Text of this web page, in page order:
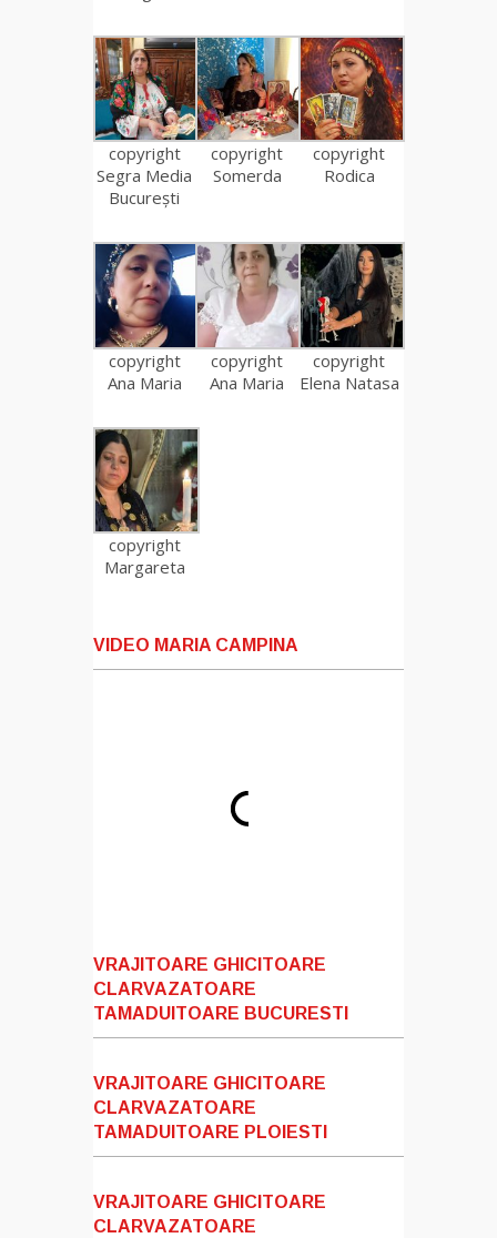
copyright
Segra Media
București
copyright
Somerda
copyright
Rodica
copyright
Ana Maria
copyright
Ana Maria
copyright
Elena Natasa
copyright
Margareta
VIDEO MARIA CAMPINA
VRAJITOARE GHICITOARE
CLARVAZATOARE
TAMADUITOARE BUCURESTI
VRAJITOARE GHICITOARE
CLARVAZATOARE
TAMADUITOARE PLOIESTI
VRAJITOARE GHICITOARE
CLARVAZATOARE